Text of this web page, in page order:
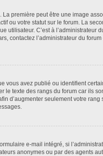
première peut être une image
ou votre statut sur le forum. La
C’est à l’administrateur
contactez l’administrateur du
vous avez publié ou identifient
le texte des rangs du forum car ils
d’augmenter seulement votre rang
e-mail intégré, si
anonymes ou par des agents